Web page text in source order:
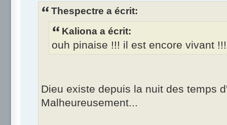
Thespectre a écrit:
Kaliona a écrit:
ouh pinaise !!! il est encore vivant
Dieu existe depuis la nuit des temps
Malheureusement...